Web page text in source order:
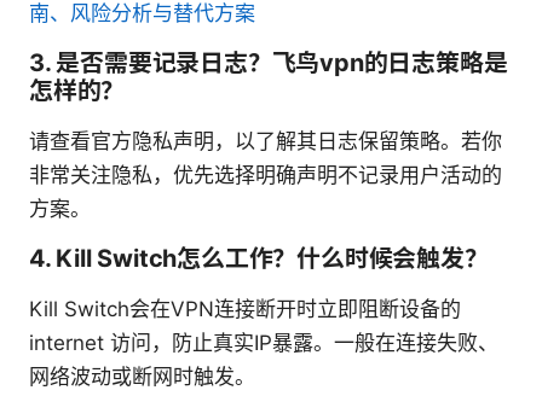
南、风险分析与替代方案
3. 是否需要记录日志？飞鸟vpn的日志策略是
怎样的？
请查看官方隐私声明，以了解其日志保留策略。若你
非常关注隐私，优先选择明确声明不记录用户活动的
方案。
4. Kill Switch怎么工作？什么时候会触发？
Kill Switch会在VPN连接断开时立即阻断设备的
internet 访问，防止真实IP暴露。一般在连接失败、
网络波动或断网时触发。